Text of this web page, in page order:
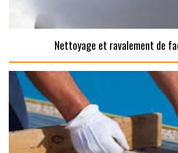
Nettoyage et ravalement de